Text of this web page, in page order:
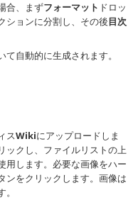
合、まずフォーマット ドロッ
ションに分割し、その後目次
自動的に生成されます。
スWikiにアップロードしま
ックし、ファイルリストの上
用します。必要な画像をハー
ンをクリックします。画像は